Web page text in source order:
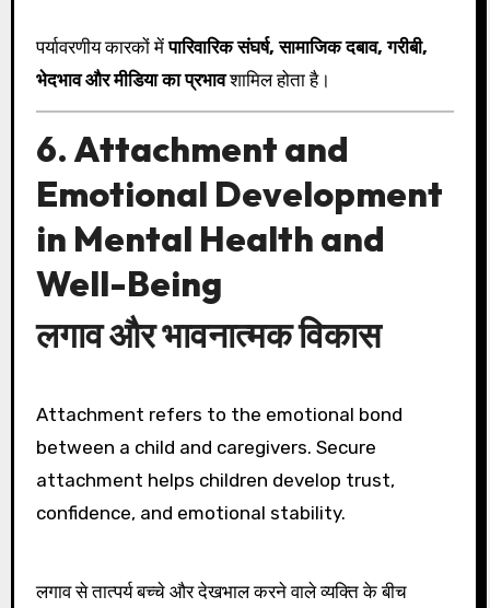
पर्यावरणीय कारकों मेंपारिवारिक संघर्ष, सामाजिक दबाव, गरीबी,
भेदभाव और मीडिया का प्रभावशामिल होता है।
6. Attachment and
Emotional Development
in Mental Health and
Well-Being
लगाव और भावनात्मक विकास
Attachment refers to the emotional bond
between a child and caregivers. Secure
attachment helps children develop trust,
confidence, and emotional stability.
लगाव से तात्पर्य बच्चे और देखभाल करने वाले व्यक्ति के बीच